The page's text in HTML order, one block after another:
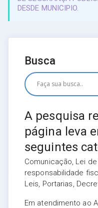
DESDE MUNICIPIO.
Busca
A pesquisa
página leva
seguintes
Comunicação, Lei
responsabilidade
Leis, Portarias,
Em atendimento ao